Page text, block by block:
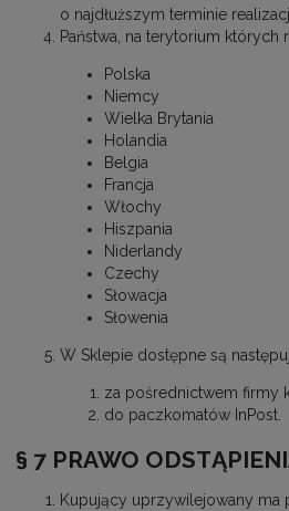
o najdłuższym terminie
Państwa, na terytorium których
Polska
Niemcy
Wielka Brytania
Holandia
Belgia
Francja
Włochy
Hiszpania
Niderlandy
Czechy
Słowacja
Słowenia
W Sklepie dostępne są
za pośrednictwem firmy
do paczkomatów InPost.
§ 7 PRAWO
Kupujący uprzywilejowany